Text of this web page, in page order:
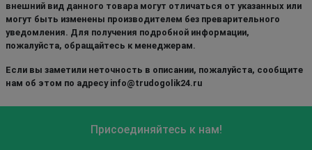
внешний вид данного товара могут отличаться от указанных или
могут быть изменены производителем без преварительного
уведомления. Для получения подробной информации,
пожалуйста, обращайтесь к менеджерам.
Если вы заметили неточность в описании, пожалуйста, сообщите
нам об этом по адресу info@trudogolik24.ru
Присоединяйтесь к нам!